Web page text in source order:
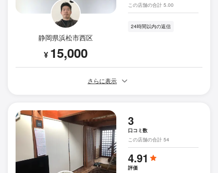
静岡県浜松市西区
¥ 15,000
この店舗の合計 5.00
24時間以内の返信
さらに表示
3
口コミ数
この店舗の合計 54
4.91
評価